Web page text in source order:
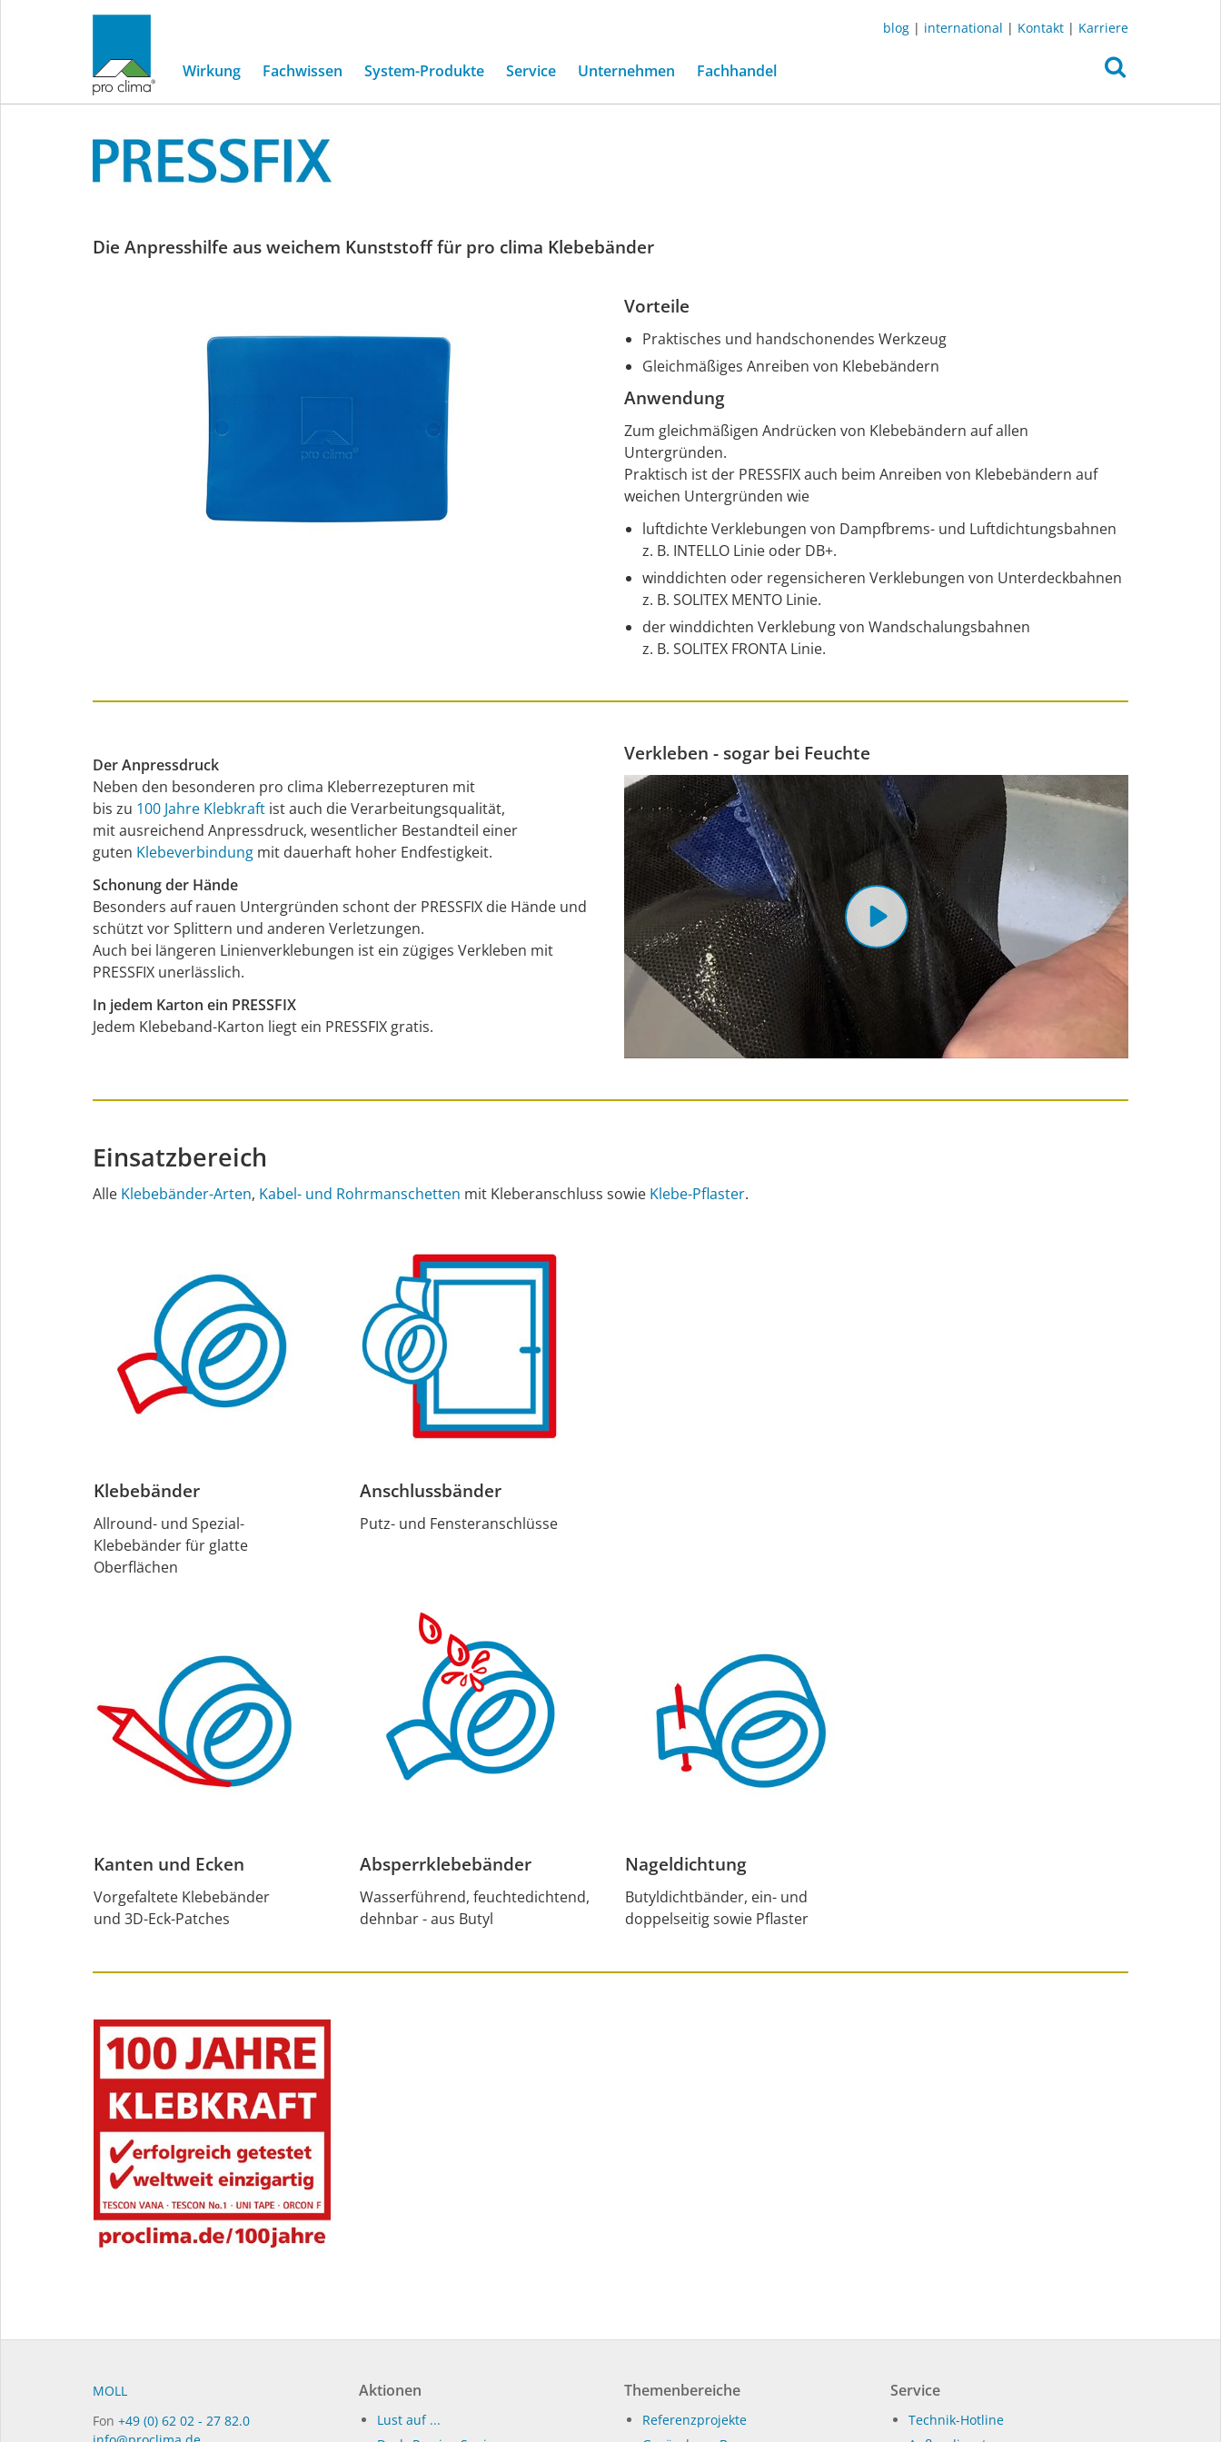
blog | international | Kontakt | Karriere
Wirkung Fachwissen System-Produkte Service Unternehmen Fachhandel
PRESSFIX
Die Anpresshilfe aus weichem Kunststoff für pro clima Klebebänder
Vorteile
Praktisches und handschonendes Werkzeug
Gleichmäßiges Anreiben von Klebebändern
Anwendung
Zum gleichmäßigen Andrücken von Klebebändern auf allen
Untergründen.
Praktisch ist der PRESSFIX auch beim Anreiben von Klebebändern auf
weichen Untergründen wie
luftdichte Verklebungen von Dampfbrems- und Luftdichtungsbahnen
z. B. INTELLO Linie oder DB+.
winddichten oder regensicheren Verklebungen von Unterdeckbahnen
z. B. SOLITEX MENTO Linie.
der winddichten Verklebung von Wandschalungsbahnen
z. B. SOLITEX FRONTA Linie.
Der Anpressdruck
Neben den besonderen pro clima Kleberrezepturen mit
bis zu 100 Jahre Klebkraft ist auch die Verarbeitungsqualität,
mit ausreichend Anpressdruck, wesentlicher Bestandteil einer
guten Klebeverbindung mit dauerhaft hoher Endfestigkeit.
Schonung der Hände
Besonders auf rauen Untergründen schont der PRESSFIX die Hände und
schützt vor Splittern und anderen Verletzungen.
Auch bei längeren Linienverklebungen ist ein zügiges Verkleben mit
PRESSFIX unerlässlich.
In jedem Karton ein PRESSFIX
Jedem Klebeband-Karton liegt ein PRESSFIX gratis.
Verkleben - sogar bei Feuchte
Einsatzbereich
Alle Klebebänder-Arten, Kabel- und Rohrmanschetten mit Kleberanschluss sowie Klebe-Pflaster.
Klebebänder
Allround- und Spezial-
Klebebänder für glatte
Oberflächen
Anschlussbänder
Putz- und Fensteranschlüsse
Kanten und Ecken
Vorgefaltete Klebebänder
und 3D-Eck-Patches
Absperr­klebebänder
Wasserführend, feuchtedichtend,
dehnbar - aus Butyl
Nageldichtung
Butyldichtbänder, ein- und
doppelseitig sowie Pflaster
MOLL
Fon +49 (0) 62 02 - 27 82.0
Aktionen
Lust auf ...
Themenbereiche
Referenzprojekte
Service
Technik-Hotline